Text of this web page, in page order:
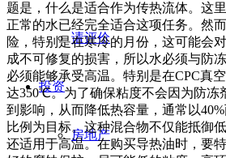
请评价
投资
房地产
题是，什么是适合作为传热流体。这
正常的水已经完全适合这项任务。然
险，特别是在寒冷的月份，这可能会
成不可修复的损害，所以水必须与防
必须能够承受高温。特别是在CPC真
达350℃。为了确保粘度不会因为防冻
到影响，从而降低热容量，通常以
比例为目标。这种混合物不仅能抵御
还适用于高温。在购买导热油时，要